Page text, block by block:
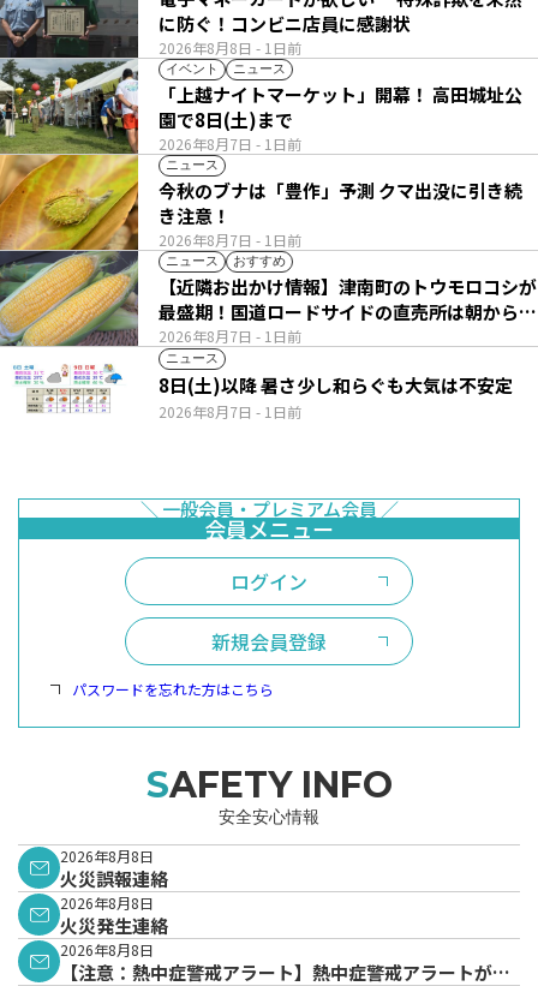
2026年8月8日 - 1日前
に防ぐ！コンビニ店員に感謝状
イベント ニュース
2026年8月7日 - 1日前
「上越ナイトマーケット」開幕！ 高田城址公
園で8日(土)まで
ニュース
2026年8月7日 - 1日前
今秋のブナは「豊作」予測 クマ出没に引き続
き注意！
ニュース おすすめ
2026年8月7日 - 1日前
【近隣お出かけ情報】津南町のトウモロコシが
最盛期！国道ロードサイドの直売所は朝から長
い列
ニュース
2026年8月7日 - 1日前
8日(土)以降 暑さ少し和らぐも大気は不安定
ログイン
新規会員登録
パスワードを忘れた方はこちら
SAFETY INFO
安全安心情報
2026年8月8日
火災誤報連絡
2026年8月8日
火災発生連絡
2026年8月8日
【注意：熱中症警戒アラート】熱中症警戒アラートが発